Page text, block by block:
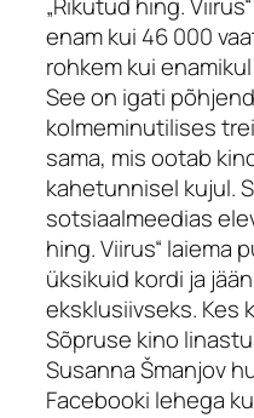
„Rikutud hing.
enam kui 46 000
rohkem kui
See on igati
kolmeminutilises
sama, mis ootab
kahetunnisel kujul.
sotsiaalmeedias
hing. Viirus“ laiema
üksikuid kordi ja
eksklusiivseks. Kes
Sõpruse kino
Susanna Šmanjov
Facebooki lehega